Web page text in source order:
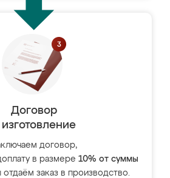
Договор
изготовление
договор,
в размере 10% от суммы
отдаём заказ в производство.